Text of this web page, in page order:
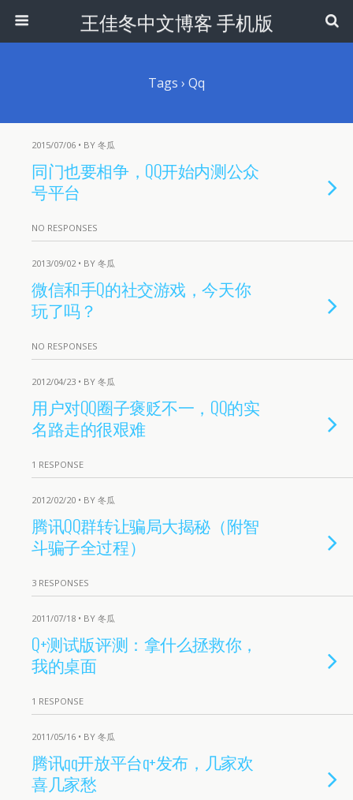
王佳冬中文博客 手机版
Tags › Qq
2015/07/06 • BY 冬瓜
同门也要相争，QQ开始内测公众
号平台
NO RESPONSES
2013/09/02 • BY 冬瓜
微信和手Q的社交游戏，今天你
玩了吗？
NO RESPONSES
2012/04/23 • BY 冬瓜
用户对QQ圈子褒贬不一，QQ的实
名路走的很艰难
1 RESPONSE
2012/02/20 • BY 冬瓜
腾讯QQ群转让骗局大揭秘（附智
斗骗子全过程）
3 RESPONSES
2011/07/18 • BY 冬瓜
Q+测试版评测：拿什么拯救你，
我的桌面
1 RESPONSE
2011/05/16 • BY 冬瓜
腾讯qq开放平台q+发布，几家欢
喜几家愁